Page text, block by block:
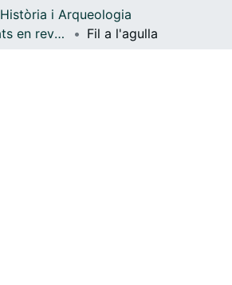
Navega per tot el DD
Història i Arqueologia
Articles publicats en revistes (Història i Arqueologia)
Fil a l'agulla